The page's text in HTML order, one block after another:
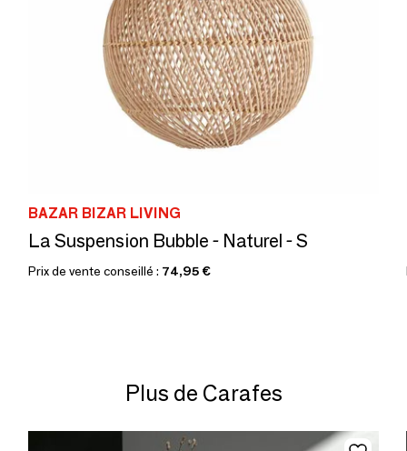
BAZAR BIZAR LIVING
La Suspension Bubble - Naturel - S
Prix de vente conseillé : 74,95 €
Plus de Carafes